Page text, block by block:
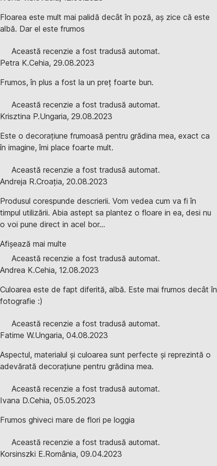
Floarea este mult mai palidă decât în poză, aș zice că este
albă. Dar el este frumos
Această recenzie a fost tradusă automat.
Petra K.Cehia, 29.08.2023
Frumos, în plus a fost la un preț foarte bun.
Această recenzie a fost tradusă automat.
Krisztina P.Ungaria, 29.08.2023
Este o decorațiune frumoasă pentru grădina mea, exact ca
în imagine, îmi place foarte mult.
Această recenzie a fost tradusă automat.
Andreja R.Croația, 20.08.2023
Produsul corespunde descrierii. Vom vedea cum va fi în
timpul utilizării. Abia astept sa plantez o floare in ea, desi nu
o voi pune direct in acel bor...
Afișează mai multe
Această recenzie a fost tradusă automat.
Andrea K.Cehia, 12.08.2023
Culoarea este de fapt diferită, albă. Este mai frumos decât în
fotografie :)
Această recenzie a fost tradusă automat.
Fatime W.Ungaria, 04.08.2023
Aspectul, materialul și culoarea sunt perfecte și reprezintă o
adevărată decorațiune pentru grădina mea.
Această recenzie a fost tradusă automat.
Ivana D.Cehia, 05.05.2023
Frumos ghiveci mare de flori pe loggia
Această recenzie a fost tradusă automat.
Korsinszki E.România, 09.04.2023